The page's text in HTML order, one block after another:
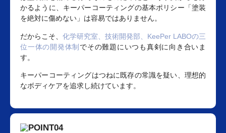
かるように、キーパーコーティングの基本ポリシー「塗装
を絶対に傷めない」は容易ではありません。
だからこそ、 化学研究室、技術開発部、KeePer LABOの三
位一体の開発体制でその難題にいつも真剣に向き合いま
す。
キーパーコーティングはつねに既存の常識を疑い、理想的
なボディケアを追求し続けています。